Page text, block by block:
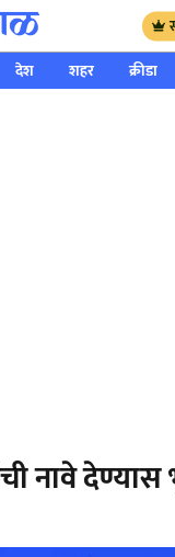
देश शहर क्रीडा
नावे देण्यास